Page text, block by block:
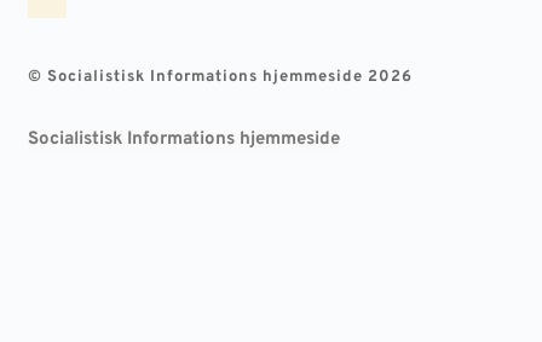
© Socialistisk Informations hjemmeside 2026
Socialistisk Informations hjemmeside